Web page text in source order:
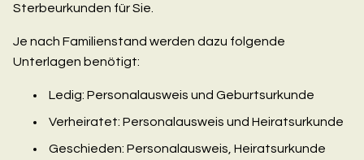
Sterbeurkunden für Sie.
Je nach Familienstand werden dazu folgende
Unterlagen benötigt:
Ledig: Personalausweis und Geburtsurkunde
Verheiratet: Personalausweis und Heiratsurkunde
Geschieden: Personalausweis, Heiratsurkunde